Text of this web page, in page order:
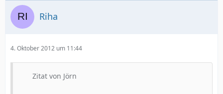
Riha
4. Oktober 2012 um 11:44
Zitat von Jörn